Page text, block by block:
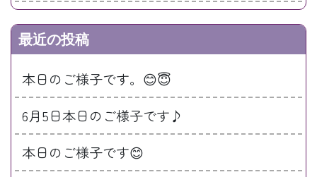
最近の投稿
本日のご様子です。😊😇
6月5日本日のご様子です♪
本日のご様子です😊